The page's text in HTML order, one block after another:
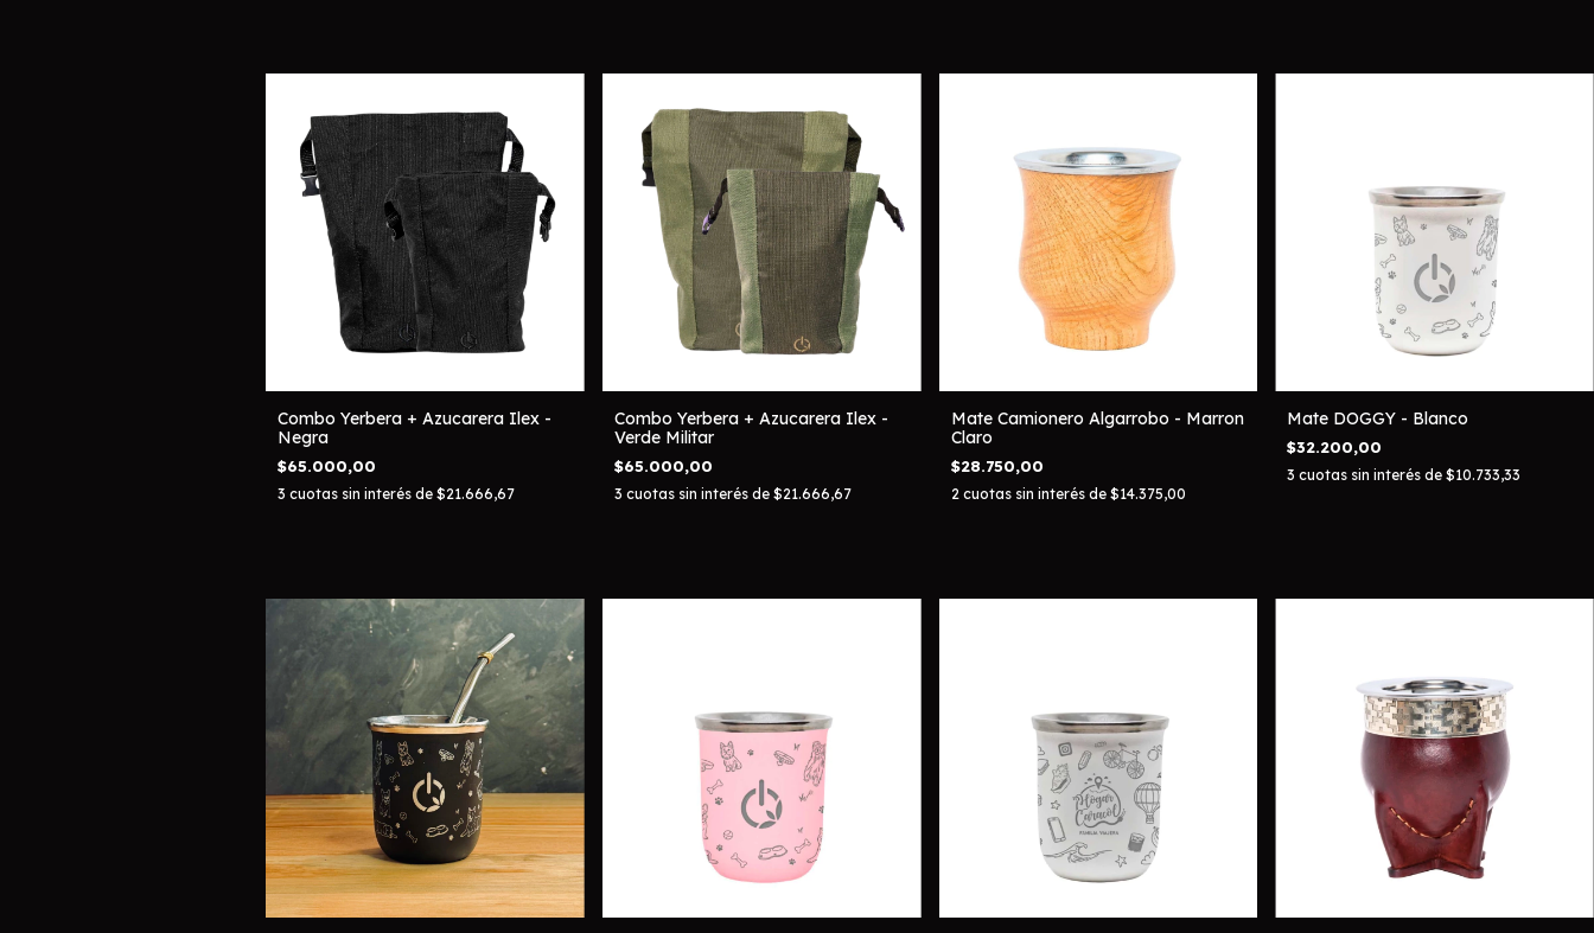
Combo Yerbera + Azucarera Ilex -
Negra
$65.000,00
3 cuotas sin interés de $21.666,67
Combo Yerbera + Azucarera Ilex -
Verde Militar
$65.000,00
3 cuotas sin interés de $21.666,67
Mate Camionero Algarrobo - Marron
Claro
$28.750,00
2 cuotas sin interés de $14.375,00
Mate DOGGY - Blanco
$32.200,00
3 cuotas sin interés de$10.733,33